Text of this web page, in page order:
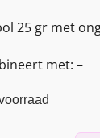
25 gr met
met: –